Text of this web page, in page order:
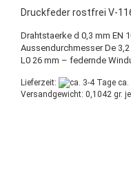
Druckfeder rostfrei V-
Drahtstaerke d 0,3 mm EN
Aussendurchmesser De 3,2
L0 26 mm – federnde
Lieferzeit: ca.
Versandgewicht: 0,1042 gr.